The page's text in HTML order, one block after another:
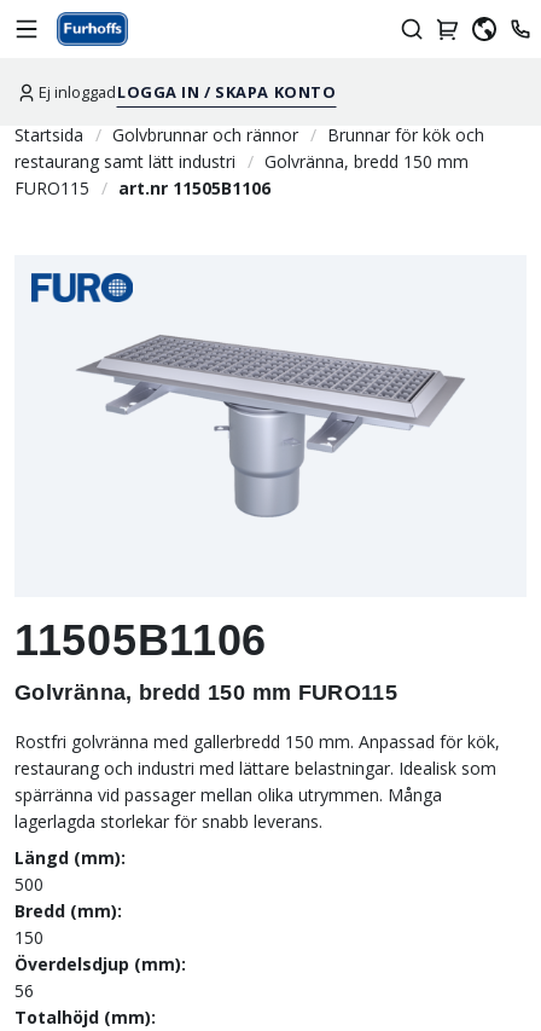
Ej inloggadLOGGA IN / SKAPA KONTO
Startsida Golvbrunnar och rännor
Brunnar för kök och
restaurang samt lätt industri
Golvränna, bredd 150 mm
FURO115
art.nr 11505B1106
11505B1106
Golvränna, bredd 150 mm FURO115
Rostfri golvränna med gallerbredd 150 mm. Anpassad för kök,
restaurang och industri med lättare belastningar. Idealisk som
spärränna vid passager mellan olika utrymmen. Många
lagerlagda storlekar för snabb leverans.
Längd (mm):
500
Bredd (mm):
150
Överdelsdjup (mm):
56
Totalhöjd (mm):